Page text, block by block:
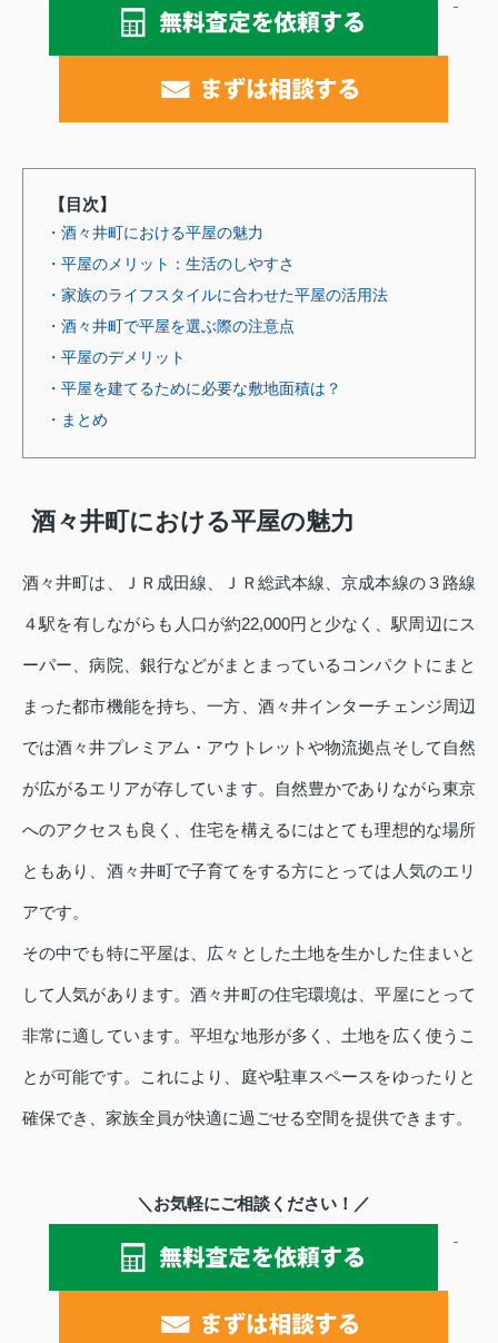
【目次】
・酒々井町における平屋の魅力
・平屋のメリット：生活のしやすさ
・家族のライフスタイルに合わせた平屋の活用法
・酒々井町で平屋を選ぶ際の注意点
・平屋のデメリット
・平屋を建てるために必要な敷地面積は？
・まとめ
酒々井町における平屋の魅力
酒々井町は、ＪＲ成田線、ＪＲ総武本線、京成本線の３路線
４駅を有しながらも人口が約22,000円と少なく、駅周辺にス
ーパー、病院、銀行などがまとまっているコンパクトにまと
まった都市機能を持ち、一方、酒々井インターチェンジ周辺
では酒々井プレミアム・アウトレットや物流拠点そして自然
が広がるエリアが存しています。自然豊かでありながら東京
へのアクセスも良く、住宅を構えるにはとても理想的な場所
ともあり、酒々井町で子育てをする方にとっては人気のエリ
アです。
その中でも特に平屋は、広々とした土地を生かした住まいと
して人気があります。酒々井町の住宅環境は、平屋にとって
非常に適しています。平坦な地形が多く、土地を広く使うこ
とが可能です。これにより、庭や駐車スペースをゆったりと
確保でき、家族全員が快適に過ごせる空間を提供できます。
＼お気軽にご相談ください！／